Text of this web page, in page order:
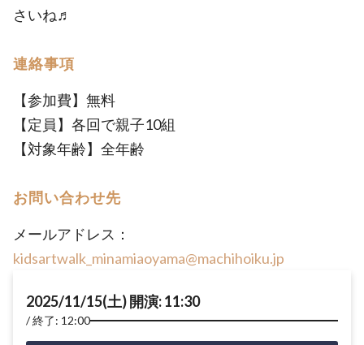
さいね♬
連絡事項
【参加費】無料
【定員】各回で親子10組
【対象年齢】全年齢
お問い合わせ先
メールアドレス：
kidsartwalk_minamiaoyama@machihoiku.jp
2025/11/15(土) 開演: 11:30
終了: 12:00